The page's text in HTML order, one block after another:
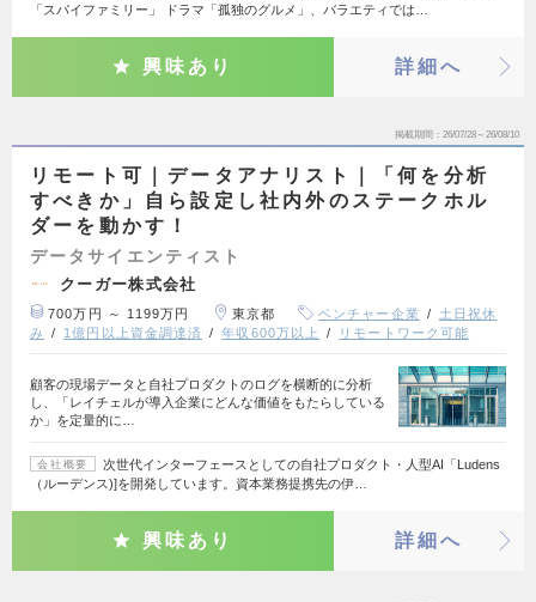
「スパイファミリー」 ドラマ「孤独のグルメ」、バラエティでは…
興味あり 詳細へ
掲載期間 26/07/28～26/08/10
リモート可｜データアナリスト｜「何を分析
すべきか」自ら設定し社内外のステークホル
ダーを動かす！
データサイエンティスト
クーガー株式会社
700万円 ～ 1199万円 東京都 ベンチャー企業
土日祝休
み
1億円以上資金調達済 年収600万以上 リモートワーク可能
顧客の現場データと自社プロダクトのログを横断的に分析
し、「レイチェルが導入企業にどんな価値をもたらしている
か」を定量的に…
会社概要
次世代インターフェースとしての自社プロダクト・人型AI「Ludens
（ルーデンス)]を開発しています。資本業務提携先の伊…
興味あり 詳細へ